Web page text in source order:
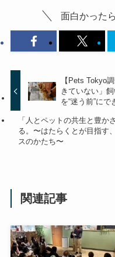
面白かった
【Pets Tokyo
きていない」
を“迷う前”にで
「人とペットの共生と豊か
る。〜はたらくとが目指す
スのかたち〜
関連記事